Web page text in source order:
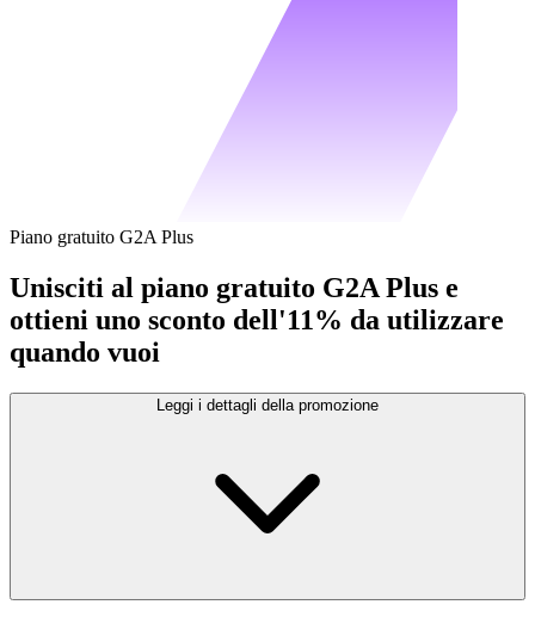
Piano gratuito G2A Plus
Unisciti al piano gratuito G2A Plus e
ottieni uno sconto dell'11% da utilizzare
quando vuoi
Leggi i dettagli della promozione